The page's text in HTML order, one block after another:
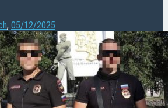
, 05/12/2025